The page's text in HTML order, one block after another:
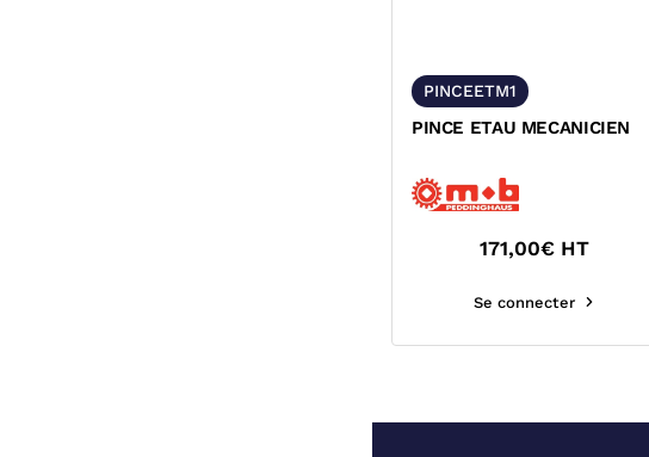
PINCEETM1
PINCE ETAU MECANICIEN
171,00€ HT
Se connecter